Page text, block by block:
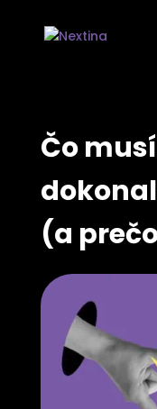
Čo
(a